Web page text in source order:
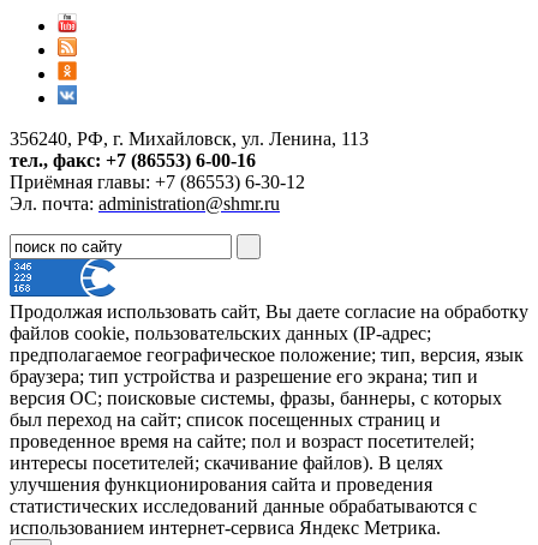
356240, РФ, г. Михайловск, ул. Ленина, 113
тел., факс: +7 (86553) 6-00-16
Приёмная главы: +7 (86553) 6-30-12
Эл. почта: administration@shmr.ru
Продолжая использовать сайт, Вы даете согласие на обработку
файлов cookie, пользовательских данных (IP-адрес;
предполагаемое географическое положение; тип, версия, язык
браузера; тип устройства и разрешение его экрана; тип и
версия ОС; поисковые системы, фразы, баннеры, с которых
был переход на сайт; список посещенных страниц и
проведенное время на сайте; пол и возраст посетителей;
интересы посетителей; скачивание файлов). В целях
улучшения функционирования сайта и проведения
статистических исследований данные обрабатываются с
использованием интернет-сервиса Яндекс Метрика.